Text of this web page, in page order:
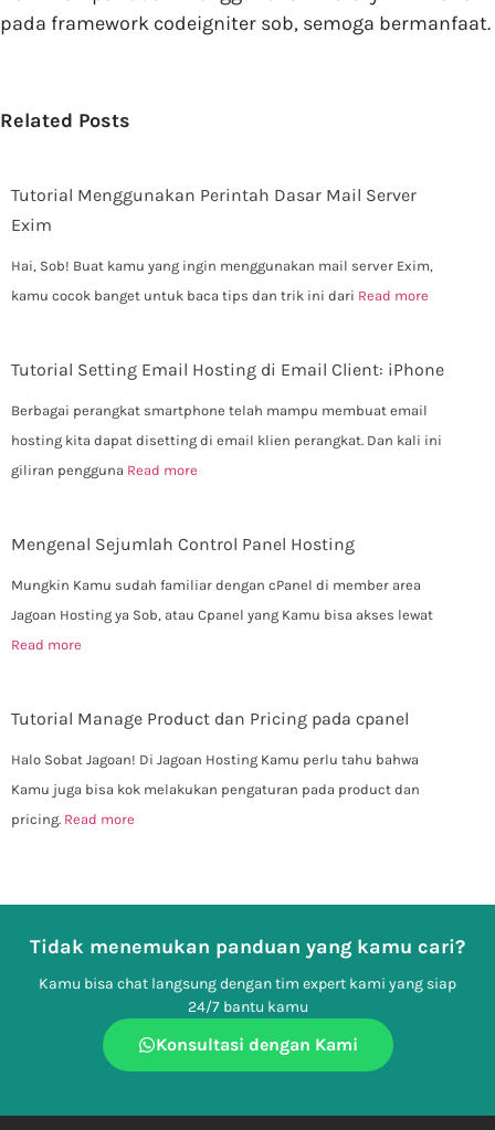
pada framework codeigniter sob, semoga bermanfaat.
Related Posts
Tutorial Menggunakan Perintah Dasar Mail Server
Exim
Hai, Sob! Buat kamu yang ingin menggunakan mail server Exim,
kamu cocok banget untuk baca tips dan trik ini dari Read more
Tutorial Setting Email Hosting di Email Client: iPhone
Berbagai perangkat smartphone telah mampu membuat email
hosting kita dapat disetting di email klien perangkat. Dan kali ini
giliran pengguna Read more
Mengenal Sejumlah Control Panel Hosting
Mungkin Kamu sudah familiar dengan cPanel di member area
Jagoan Hosting ya Sob, atau Cpanel yang Kamu bisa akses lewat
Read more
Tutorial Manage Product dan Pricing pada cpanel
Halo Sobat Jagoan! Di Jagoan Hosting Kamu perlu tahu bahwa
Kamu juga bisa kok melakukan pengaturan pada product dan
pricing. Read more
Tidak menemukan panduan yang kamu cari?
Kamu bisa chat langsung dengan tim expert kami yang siap
24/7 bantu kamu
Konsultasi dengan Kami